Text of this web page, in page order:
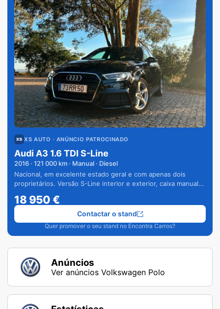
XS AUTO · ANÚNCIO PATROCINADO
Audi A3 1.6 TDI S-Line
2016 · 121 000 km · Manual · Diesel
Nacional, em excelente estado geral e com apenas dois
proprietários. Versão S-Line interior e exterior, caixa manual
18 950€
Quer promover o seu stand no Encontra Carros?
Contactar o stand
Anúncios
Ver anúncios Volkswagen Polo